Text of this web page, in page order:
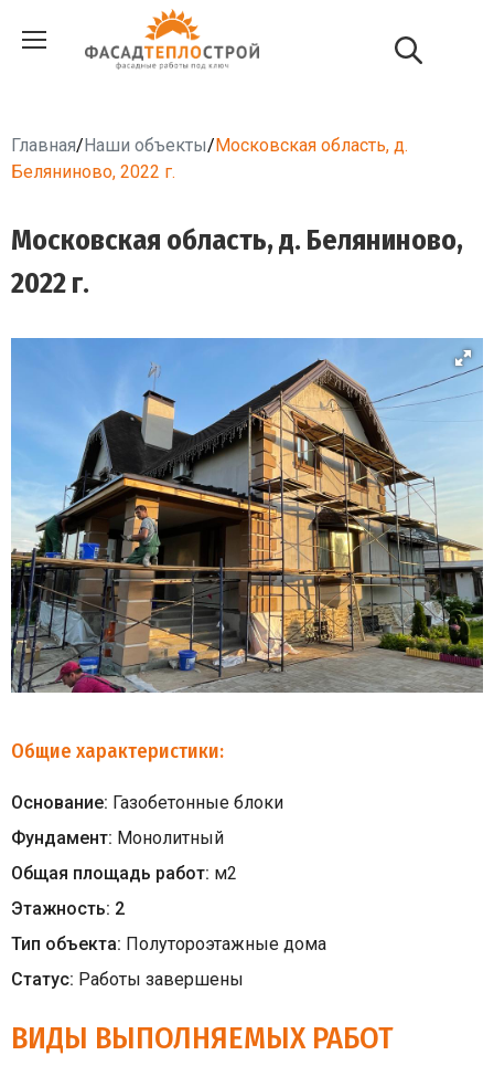
Главная/Наши объекты/Московская область, д.
Беляниново, 2022 г.
Московская область, д. Беляниново,
2022 г.
Общие характеристики:
Основание: Газобетонные блоки
Фундамент: Монолитный
Общая площадь работ: м2
Этажность: 2
Тип объекта: Полутороэтажные дома
Статус: Работы завершены
ВИДЫ ВЫПОЛНЯЕМЫХ РАБОТ